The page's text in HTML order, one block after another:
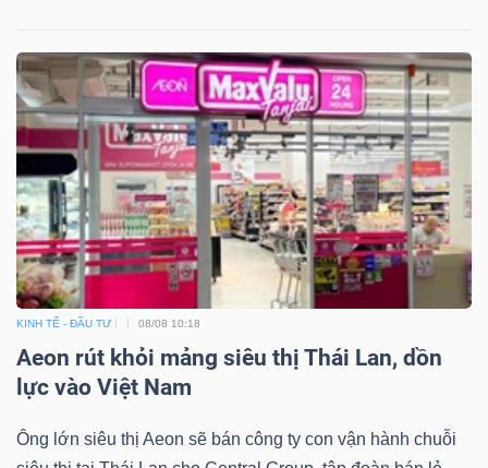
KINH TẾ - ĐẦU TƯ 08/08 10:18
Aeon rút khỏi mảng siêu thị Thái Lan, dồn
lực vào Việt Nam
Ông lớn siêu thị Aeon sẽ bán công ty con vận hành chuỗi
khoán
(-)
Tất cả Cổ phiếu Chỉ số Chứng chỉ quỹ Chứng
Lãnh
đạo
(-)
Tất cả Người nội bộ
Tin
(-)